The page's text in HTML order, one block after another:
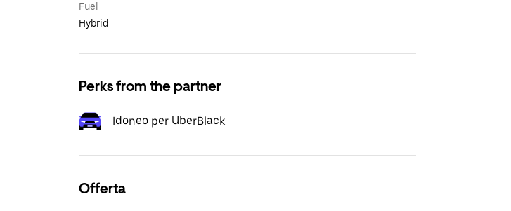
Fuel
Hybrid
Perks from the partner
Idoneo per UberBlack
Offerta